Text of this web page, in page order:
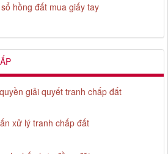
hồng đất mua giấy tay
giải quyết tranh chấp đất
xử lý tranh chấp đất